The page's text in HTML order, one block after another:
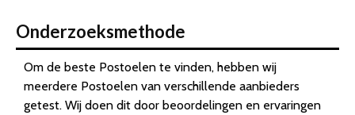
Onderzoeksmethode
Om de beste Postoelen te vinden, hebben wij
meerdere Postoelen van verschillende aanbieders
getest. Wij doen dit door beoordelingen en ervaringen